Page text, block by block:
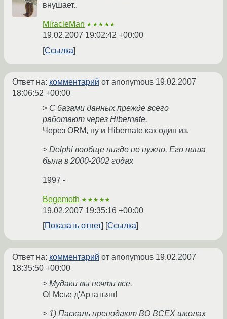
внушает..
MiracleMan ★★★★★
19.02.2007 19:02:42 +00:00
Ссылка
Ответ на: комментарий от anonymous 19.02.2007
18:06:52 +00:00
> С базами данных прежде всего
работают через Hibernate.
Через ORM, ну и Hibernate как один из.
> Delphi вообще нигде не нужно. Его ниша
была в 2000-2002 годах
1997 -
Begemoth ★★★★★
19.02.2007 19:35:16 +00:00
Показать ответ
Ссылка
Ответ на: комментарий от anonymous 19.02.2007
18:35:50 +00:00
> Мудаки вы почти все.
О! Мсье д'Артатьян!
> 1) Паскаль преподают ВО ВСЕХ школах